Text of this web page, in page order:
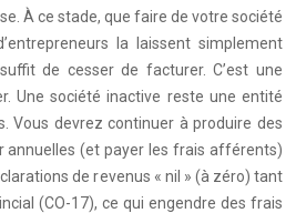
À ce stade, que faire de votre société
la laissent simplement
de cesser de facturer. C’est une
Une société inactive reste une entité
Vous devrez continuer à produire des
annuelles (et payer les frais afférents)
de revenus « nil » (à zéro) tant
(CO-17), ce qui engendre des frais